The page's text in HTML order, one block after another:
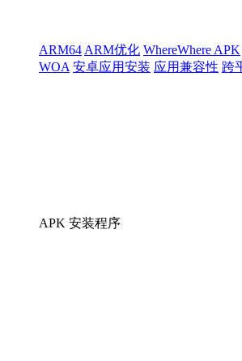
ARM64 ARM优化 WhereWhere APK
WOA 安卓应用安装 应用兼容性 跨
APK 安装程序